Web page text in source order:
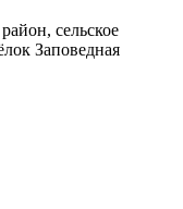
сельское
Заповедная